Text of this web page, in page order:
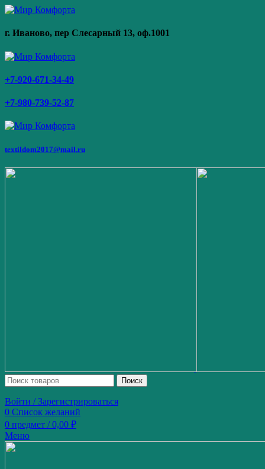
г. Иваново, пер Слесарный 13, оф.1001
+7-920-671-34-49
+7-980-739-52-87
textildom2017@mail.ru
Поиск
Войти / Зарегистрироваться
0 Список желаний
0 предмет / 0,00 ₽
Меню